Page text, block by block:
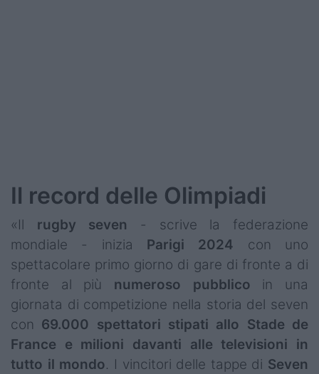
Il record delle Olimpiadi
«Il rugby seven
- scrive la federazione
mondiale - inizia Parigi 2024 con uno
spettacolare primo giorno di gare di fronte a di
fronte al più numeroso pubblico in una
giornata di competizione nella storia del seven
con 69.000 spettatori stipati allo Stade de
France e milioni davanti alle televisioni in
tutto il mondo. I vincitori delle tappe di Seven